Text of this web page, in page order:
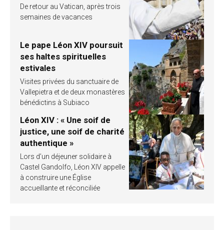
De retour au Vatican, après trois
semaines de vacances
Le pape Léon XIV poursuit
ses haltes spirituelles
estivales
Visites privées du sanctuaire de
Vallepietra et de deux monastères
bénédictins à Subiaco
Léon XIV : « Une soif de
justice, une soif de charité
authentique »
Lors d’un déjeuner solidaire à
Castel Gandolfo, Léon XIV appelle
à construire une Église
accueillante et réconciliée